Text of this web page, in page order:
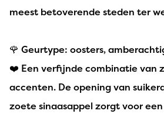
meest betoverende steden ter
🌹 Geurtype: oosters,
❤️ Een verfijnde combinatie van
accenten. De opening van
zoete sinaasappel zorgt voor